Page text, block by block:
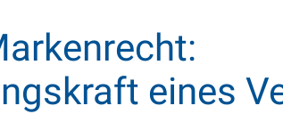
eines